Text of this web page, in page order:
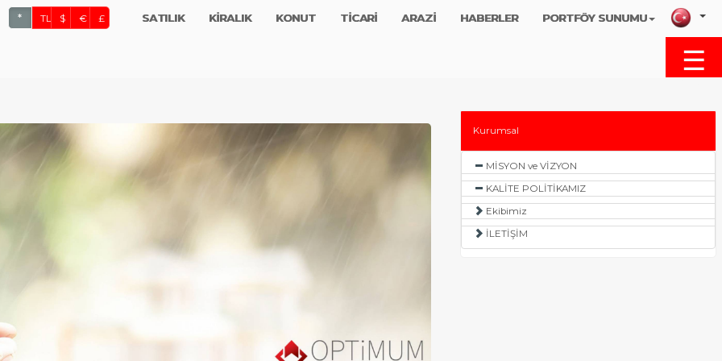
* TL $ € £ SATILIK KİRALIK KONUT TİCARİ ARAZİ HABERLER PORTFÖY SUNUMU
☰
Kurumsal
MİSYON ve VİZYON
KALİTE POLİTİKAMIZ
Ekibimiz
İLETİŞİM